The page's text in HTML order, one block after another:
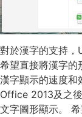
對於漢字的支持，
希望直接將漢字的
漢字顯示的速度和
Office 2013及之
文字圖形顯示。